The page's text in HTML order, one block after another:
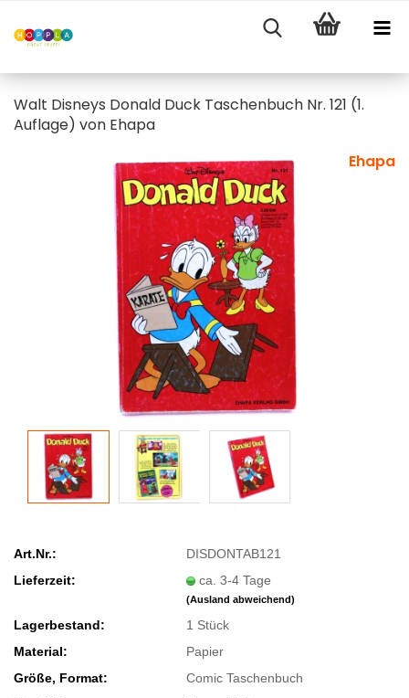
Walt Disneys Donald Duck Taschenbuch Nr. 121 (1.
Auflage) von Ehapa
Ehapa
Art.Nr.:
DISDONTAB121
Lieferzeit:
ca. 3-4 Tage
(Ausland abweichend)
Lagerbestand: 1 Stück
Material:
Papier
Größe, Format:
Comic Taschenbuch